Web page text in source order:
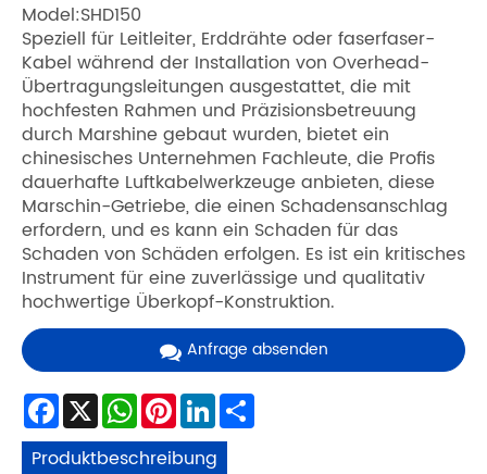
Model:SHD150
Speziell für Leitleiter, Erddrähte oder faserfaser-
Kabel während der Installation von Overhead-
Übertragungsleitungen ausgestattet, die mit
hochfesten Rahmen und Präzisionsbetreuung
durch Marshine gebaut wurden, bietet ein
chinesisches Unternehmen Fachleute, die Profis
dauerhafte Luftkabelwerkzeuge anbieten, diese
Marschin-Getriebe, die einen Schadensanschlag
erfordern, und es kann ein Schaden für das
Schaden von Schäden erfolgen. Es ist ein kritisches
Instrument für eine zuverlässige und qualitativ
hochwertige Überkopf-Konstruktion.
Anfrage absenden
Facebook
X WhatsApp
Pinterest
LinkedIn
Produktbeschreibung